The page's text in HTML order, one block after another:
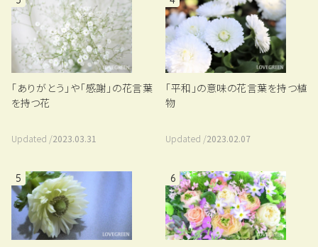
「ありがとう」や「感謝」の花言葉
を持つ花
Updated /2023.03.31
「平和」の意味の花言葉を持つ植
物
Updated /2023.02.07
5 6